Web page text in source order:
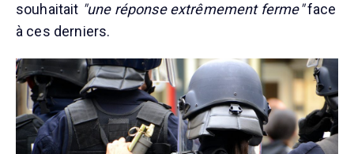
souhaitait "une réponse extrêmement ferme"face
à ces derniers.